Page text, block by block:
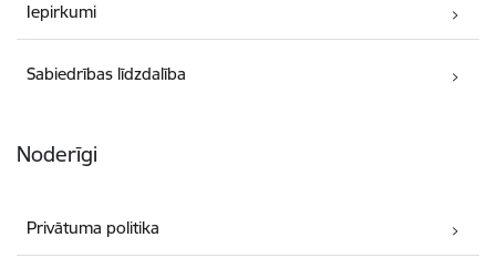
Iepirkumi
Sabiedrības līdzdalība
Noderīgi
Privātuma politika